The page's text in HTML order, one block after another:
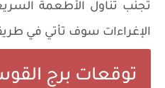
تجنب تناول الأطعمة
الإغراءات سوف تأتي في
توقعات برج